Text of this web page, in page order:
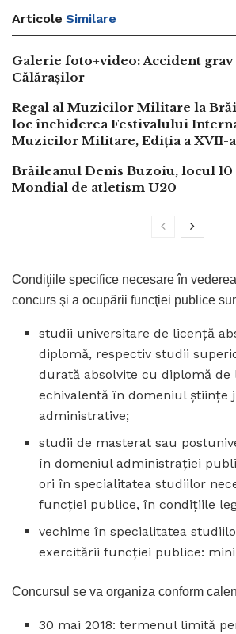
Articole Similare
Galerie foto+video: Accident grav
Călărașilor
Regal al Muzicilor Militare la
loc închiderea Festivalului
Muzicilor Militare, Ediția a XVII-a
Brăileanul Denis Buzoiu, locul
Mondial de atletism U20
Condiţiile specifice necesare în
concurs şi a ocupării funcţiei publice
studii universitare de licenţă
diplomă, respectiv studii
durată absolvite cu diplomă de
echivalentă în domeniul ştiinţe
administrative;
studii de masterat sau
în domeniul administraţiei
ori în specialitatea studiilor
funcţiei publice, în condiţiile
vechime în specialitatea
exercitării funcţiei publice:
Concursul se va organiza conform
30 mai 2018: termenul limită